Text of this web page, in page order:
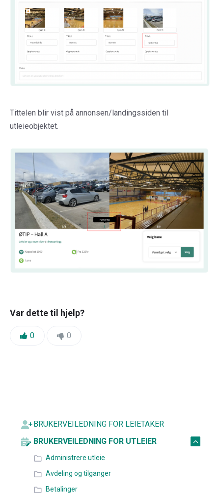
Tittelen blir vist på annonsen/landingssiden til
utleieobjektet.
Var dette til hjelp?
Likes:
0 Dislikes:
0
BRUKERVEILEDNING FOR LEIETAKER
BRUKERVEILEDNING FOR UTLEIER
Administrere utleie
Avdeling og tilganger
Betalinger